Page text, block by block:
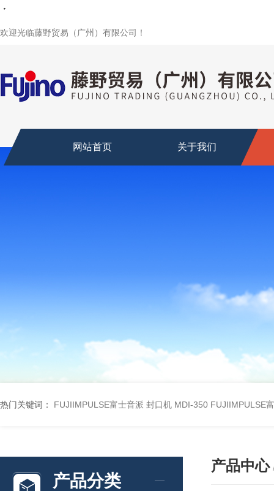
欢迎光临藤野贸易（广州）有限公司！
网站首页 关于我们
热门关键词： FUJIIMPULSE富士音派 封口机 MDI-350 FUJIIMPULSE
产品分类
产品中心
・・・・・・・